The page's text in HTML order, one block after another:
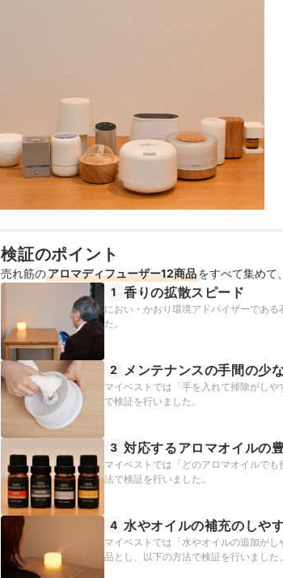
検証のポイント
売れ筋のアロマディフューザー12商品をすべて集めて、
1 香りの拡散スピード
におい・かおり環境アドバイザーであ
た。
2 メンテナンスの手間の少
マイベストでは「手を入れて掃除がし
で検証を行いました。
3 対応するアロマオイルの
マイベストでは「どのアロマオイルで
法で検証を行いました。
4 水やオイルの補充のしや
マイベストでは「水やオイルの追加が
品とし、以下の方法で検証を行いました。